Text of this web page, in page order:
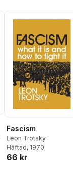
Fascism
Leon Trotsky
Häftad, 1970
66 kr